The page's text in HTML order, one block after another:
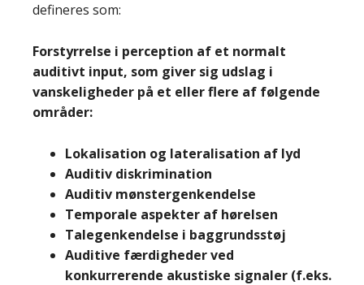
defineres som:
Forstyrrelse i perception af et normalt
auditivt input, som giver sig udslag i
vanskeligheder på et eller flere af følgende
områder:
Lokalisation og lateralisation af lyd
Auditiv diskrimination
Auditiv mønstergenkendelse
Temporale aspekter af hørelsen
Talegenkendelse i baggrundsstøj
Auditive færdigheder ved
konkurrerende akustiske signaler (f.eks.